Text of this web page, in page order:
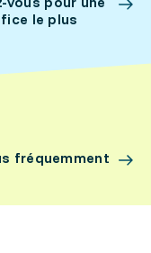
le plus
fréquemment